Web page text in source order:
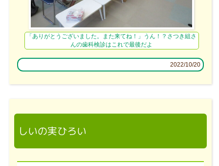
「ありがとうございました。また来てね！」うん！？さつき組さ
んの歯科検診はこれで最後だよ
2022/10/20
しいの実ひろい